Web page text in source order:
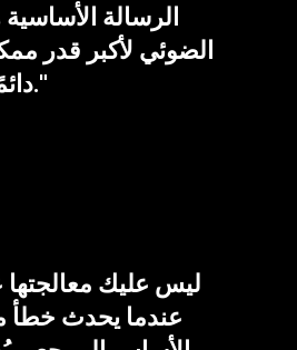
الضوئي لأكبر قدر
دائمًا تخزين البيانات."
ليس عليك معالجتها
عندما يحدث خطأ